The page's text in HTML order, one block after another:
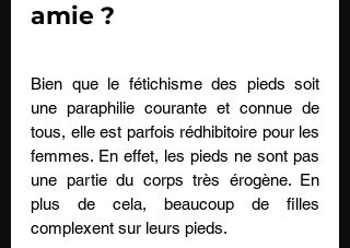
amie ?
Bien que le fétichisme des pieds soit
une paraphilie courante et connue de
tous, elle est parfois rédhibitoire pour les
femmes. En effet, les pieds ne sont pas
une partie du corps très érogène. En
plus de cela, beaucoup de filles
complexent sur leurs pieds.